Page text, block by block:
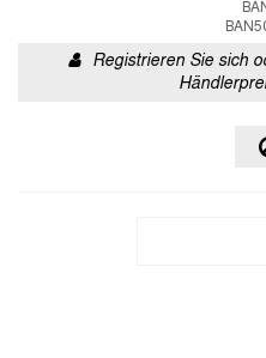
Registrieren Sie sich